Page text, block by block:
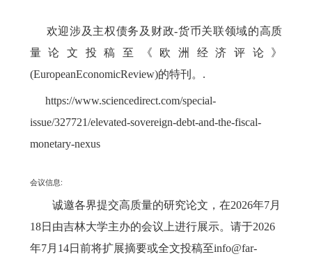
欢迎涉及主权债务及财政-货币关联领域的高质
量论文投稿至《欧洲经济评论》
(EuropeanEconomicReview)的特刊。 .
https://www.sciencedirect.com/special-
issue/327721/elevated-sovereign-debt-and-the-fiscal-
monetary-nexus
会议信息 :
诚邀各界提交高质量的研究论文，在2026年7月
18日由吉林大学主办的会议上进行展示。请于2026
年7月 14日前将扩展摘要或全文投稿至info@far-